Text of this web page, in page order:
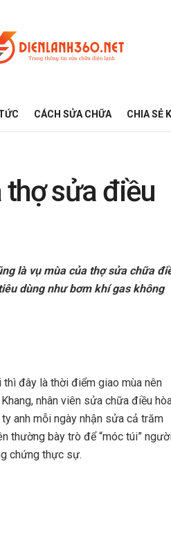
CÁCH SỬA CHỮA CHIA SẺ
sửa điều
là vụ mùa của thợ sửa chữa
dùng như bơm khí gas không
đây là thời điểm giao mùa nên
nhân viên sửa chữa điều
anh mỗi ngày nhận sửa cả trăm
thường bày trò để “móc túi”
chứng thực sự.